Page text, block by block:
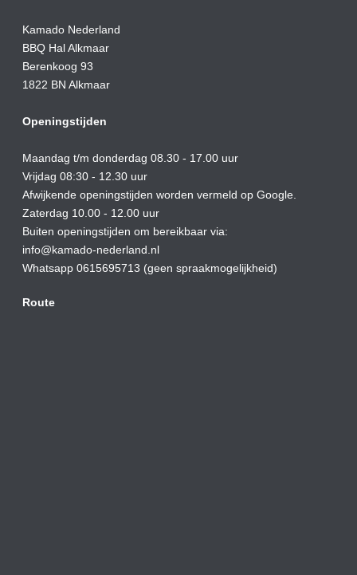
Kamado Nederland
BBQ Hal Alkmaar
Berenkoog 93
1822 BN Alkmaar
Openingstijden
Maandag t/m donderdag 08.30 - 17.00 uur
Vrijdag 08:30 - 12.30 uur
Afwijkende openingstijden worden vermeld op Google.
Zaterdag 10.00 - 12.00 uur
Buiten openingstijden om bereikbaar via:
info@kamado-nederland.nl
Whatsapp 0615695713 (geen spraakmogelijkheid)
Route